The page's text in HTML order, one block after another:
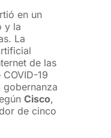
en un
y la
La
de las
19
Cisco,
de cinco